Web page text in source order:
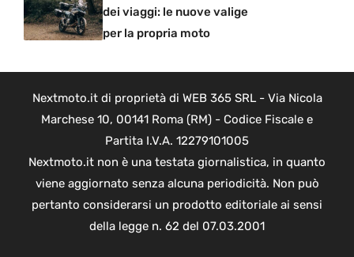
dei viaggi: le nuove valige
per la propria moto
Nextmoto.it di proprietà di WEB 365 SRL - Via Nicola
Marchese 10, 00141 Roma (RM) - Codice Fiscale e
Partita I.V.A. 12279101005
Nextmoto.it non è una testata giornalistica, in quanto
viene aggiornato senza alcuna periodicità. Non può
pertanto considerarsi un prodotto editoriale ai sensi
della legge n. 62 del 07.03.2001